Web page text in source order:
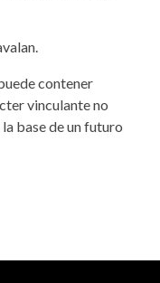
contener
vinculante no
base de un futuro